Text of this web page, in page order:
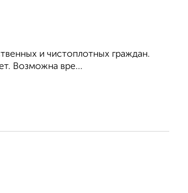
и чистоплотных граждан.
Возможна вре...